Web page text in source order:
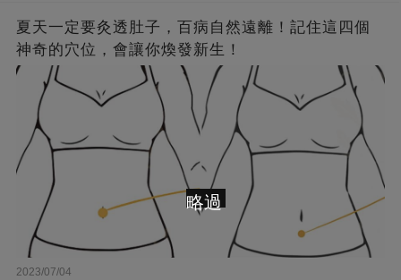
夏天一定要灸透肚子，百病自然遠離！記住這四個
神奇的穴位，會讓你煥發新生！
2023/07/04
略過